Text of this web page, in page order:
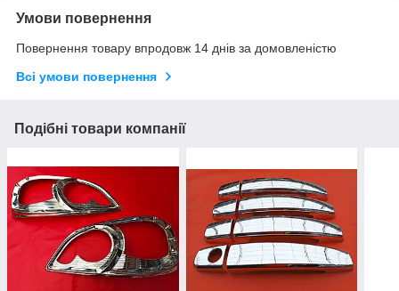
Умови повернення
Повернення товару впродовж 14 днів за домовленістю
Всі умови повернення
Подібні товари компанії